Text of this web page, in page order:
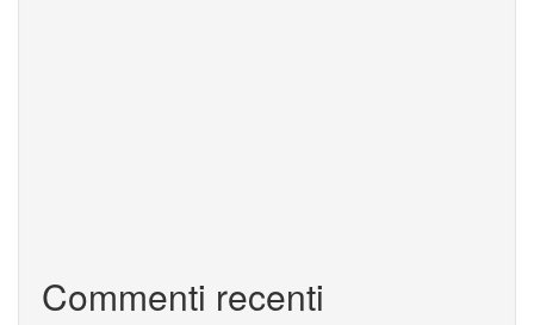
Commenti recenti